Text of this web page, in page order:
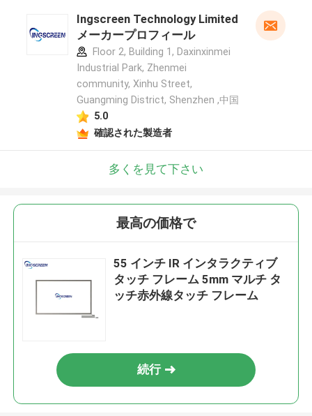
Ingscreen Technology Limited
メーカープロフィール
Floor 2, Building 1, Daxinxinmei
Industrial Park, Zhenmei
community, Xinhu Street,
Guangming District, Shenzhen ,中国
5.0
確認された製造者
多くを見て下さい
最高の価格で
55 インチ IR インタラクティブ
タッチ フレーム 5mm マルチ タ
ッチ赤外線タッチ フレーム
続行